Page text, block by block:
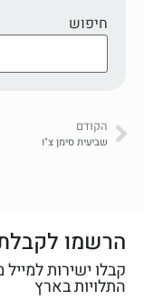
חיפוש
הקודם
שביעית סימן צ"ו
הרשמו
קבלו ישירות
התלויות בארץ